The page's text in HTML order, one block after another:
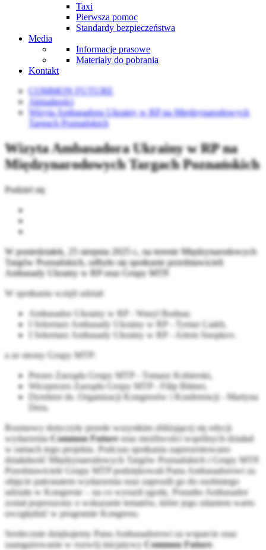
Taxi
Pierwsza pomoc
Standardy bezpieczeństwa
Media
Informacje prasowe
Materiały do pobrania
Kontakt
COMMON FUTURE
Aktualności
Wizyta Ambasadora Ukrainy w RP na Międzynarodowych
Targach Poznańskich
Wizyta Ambasadora Ukrainy w RP na
Międzynarodowych Targach Poznańskich
Podziel się
W poniedziałek, 25 sierpnia 2025 r., na terenie Międzynarodowych
Targów Poznańskich, odbyło się spotkanie przedstawicieli
Ambasady Ukrainy w RP oraz Grupy MTP.
W spotkaniu wzięli udział:
Ambasador Ukrainy w RP - Wasyl Bodnar,
I Sekretarz Ambasady Ukrainy w RP - Tymur Liakh,
I Sekretarz Ambasady Ukrainy w RP -
Artem Snopkov.
a ze strony Grupy MTP:
Prezes Zarządu Grupy MTP - Tomasz Kobierski,
Wiceprezes Zarządu Grupy MTP - Filip Bittner,
Dyrektor ds. Organizacji Kongresów i Konferencji - Martyna
Dera.
Rozmowy dotyczyły przede wszystkim zbliżającej się edycji
wydarzeniaCommon Futureoraz możliwości wspólnych działań
w ramach tego projektu. Podczas spotkania zaprezentowano
działalność Międzynarodowych Targów Poznańskich i Grupy MTP.
Przedstawiciele Grupy MTP podziękowali Panu Ambasadorowi za
objęcie patronatem wydarzenia oraz zaprosili go do osobistego
udziału w Kongresie – na co wyraził zgodę. Ponadto Ambasador
został poproszony o wskazanie tematów, które jego zdaniem warto
uwzględnić w programie Kongresu.
Serdecznie dziękujemy Panu Ambasadorowi za wsparcie oraz
zaangażowanie w rozwój inicjatywyCommon Future.